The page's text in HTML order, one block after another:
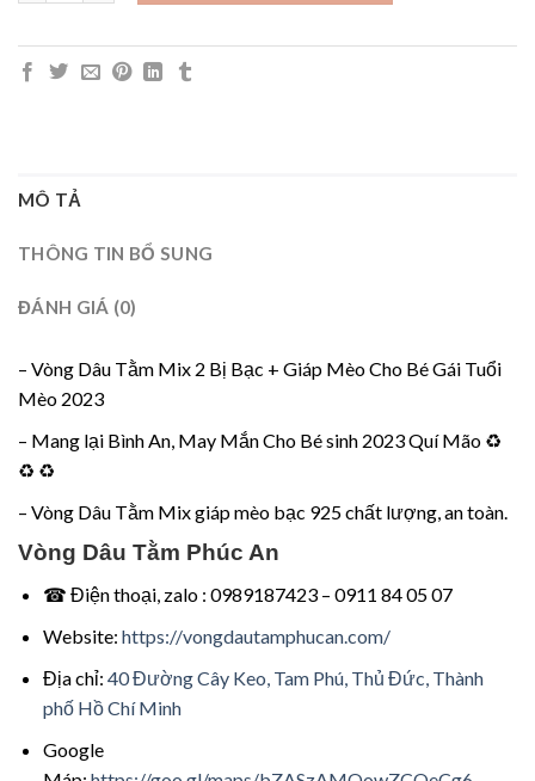
MÔ TẢ
THÔNG TIN BỔ SUNG
ĐÁNH GIÁ (0)
– Vòng Dâu Tằm Mix 2 Bị Bạc + Giáp Mèo Cho Bé Gái Tuổi
Mèo 2023
– Mang lại Bình An, May Mắn Cho Bé sinh 2023 Quí Mão ♻️
♻️ ♻️
– Vòng Dâu Tằm Mix giáp mèo bạc 925 chất lượng, an toàn.
Vòng Dâu Tằm Phúc An
☎ Điện thoại, zalo : 0989187423 – 0911 84 05 07
Website: https://vongdautamphucan.com/
Địa chỉ: 40 Đường Cây Keo, Tam Phú, Thủ Đức, Thành
phố Hồ Chí Minh
Google